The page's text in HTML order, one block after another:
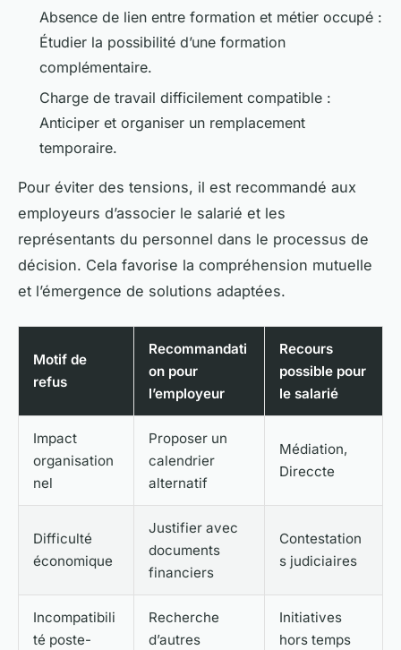
Absence de lien entre formation et métier occupé :
Étudier la possibilité d’une formation
complémentaire.
Charge de travail difficilement compatible :
Anticiper et organiser un remplacement
temporaire.
Pour éviter des tensions, il est recommandé aux
employeurs d’associer le salarié et les
représentants du personnel dans le processus de
décision. Cela favorise la compréhension mutuelle
et l’émergence de solutions adaptées.
Motif de
refus
Recommandati
on pour
l’employeur
Recours
possible pour
le salarié
Impact
organisation
nel
Proposer un
calendrier
alternatif
Médiation,
Direccte
Difficulté
économique
Justifier avec
documents
financiers
Contestation
s judiciaires
Incompatibili
té poste-
Recherche
d’autres
Initiatives
hors temps